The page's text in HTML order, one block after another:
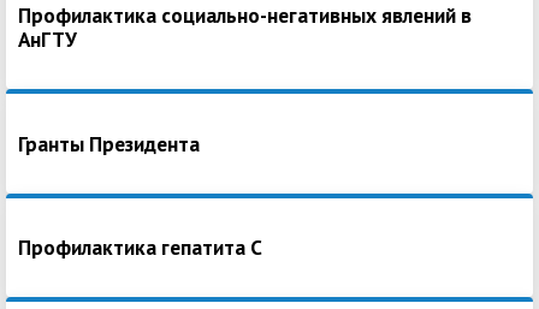
Профилактика социально-негативных явлений в
АнГТУ
Гранты Президента
Профилактика гепатита С